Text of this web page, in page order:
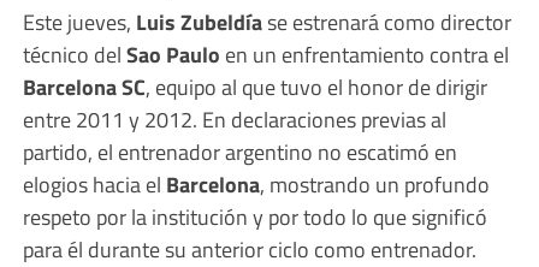
Este jueves, Luis Zubeldíase estrenará como director
técnico delSao Paulo en un enfrentamiento contra el
Barcelona SC, equipo al que tuvo el honor de dirigir
entre 2011 y 2012. En declaraciones previas al
partido, el entrenador argentino no escatimó en
elogios hacia el Barcelona, mostrando un profundo
respeto por la institución y por todo lo que significó
para él durante su anterior ciclo como entrenador.